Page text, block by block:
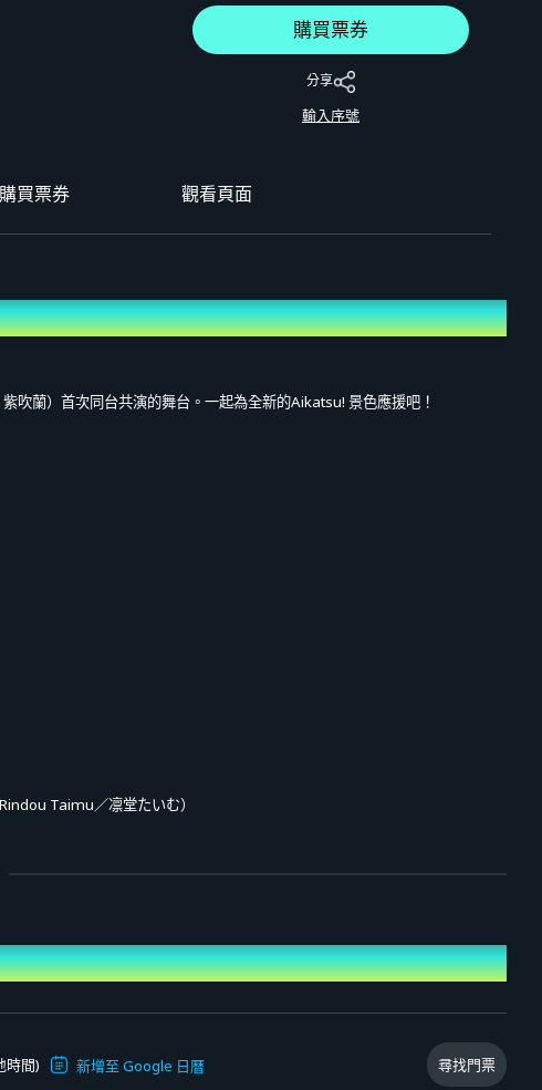
購買票券
分享
輸入序號
購買票券 觀看頁面
蘭）首次同台共演的舞台。一起為全新的Aikatsu! 景色應援吧！
Taimu／凛堂たいむ）
時間)
新增至 Google 日曆
尋找門票